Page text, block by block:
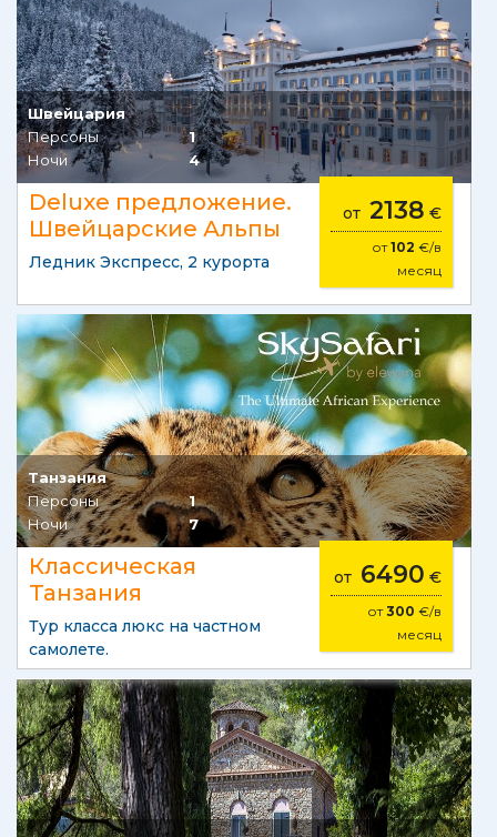
Швейцария
Персоны
1
Ночи
4
Deluxe предложение.
Швейцарские Альпы
Ледник Экспресс, 2 курорта
от 2138 €
от102 €/в
месяц
Танзания
Персоны
1
Ночи
7
Классическая
Танзания
Тур класса люкс на частном
самолете.
от 6490 €
от300 €/в
месяц